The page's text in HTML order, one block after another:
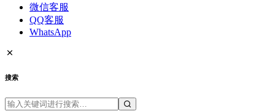
微信客服
QQ客服
WhatsApp
搜索